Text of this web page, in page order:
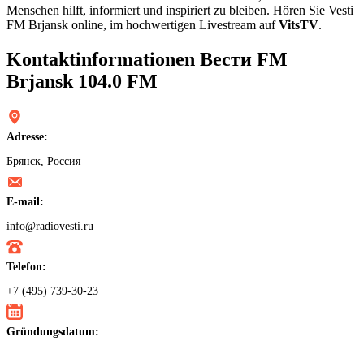
Menschen hilft, informiert und inspiriert zu bleiben. Hören Sie Vesti
FM Brjansk online, im hochwertigen Livestream aufVitsTV.
Kontaktinformationen Вести FM
Brjansk 104.0 FM
Adresse:
Брянск, Россия
E-mail:
info@radiovesti.ru
Telefon:
+7 (495) 739-30-23
Gründungsdatum: